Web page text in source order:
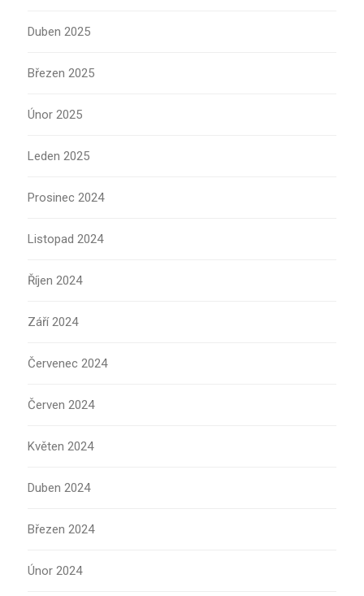
Duben 2025
Březen 2025
Únor 2025
Leden 2025
Prosinec 2024
Listopad 2024
Říjen 2024
Září 2024
Červenec 2024
Červen 2024
Květen 2024
Duben 2024
Březen 2024
Únor 2024